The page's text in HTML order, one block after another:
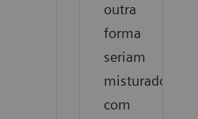
outra
forma
seriam
misturados
com